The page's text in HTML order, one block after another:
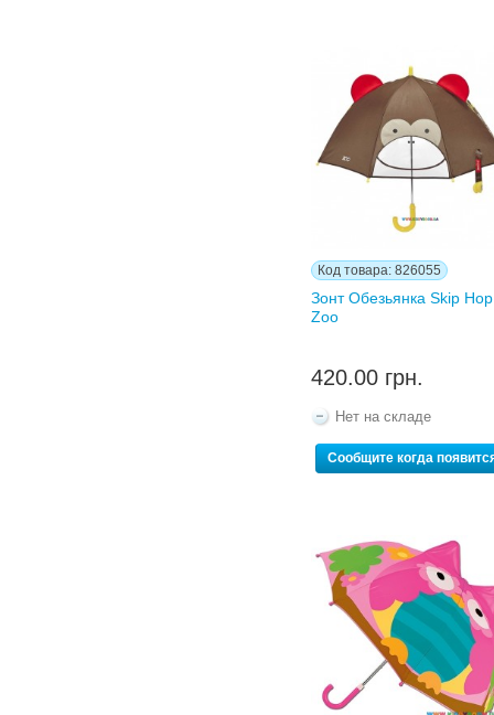
Код товара: 826055
Зонт Обезьянка Skip Hop
Zoo
420.00 грн.
Нет на складе
Сообщите когда